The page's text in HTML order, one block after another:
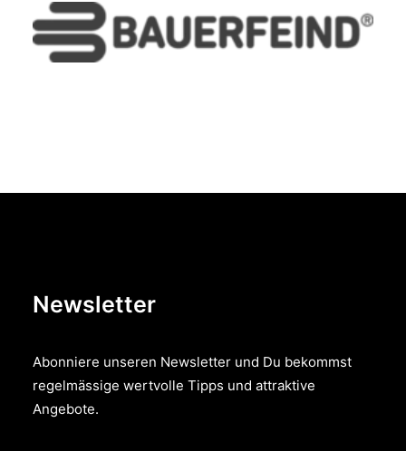
Newsletter
Abonniere unseren Newsletter und Du bekommst
regelmässige wertvolle Tipps und attraktive
Angebote.